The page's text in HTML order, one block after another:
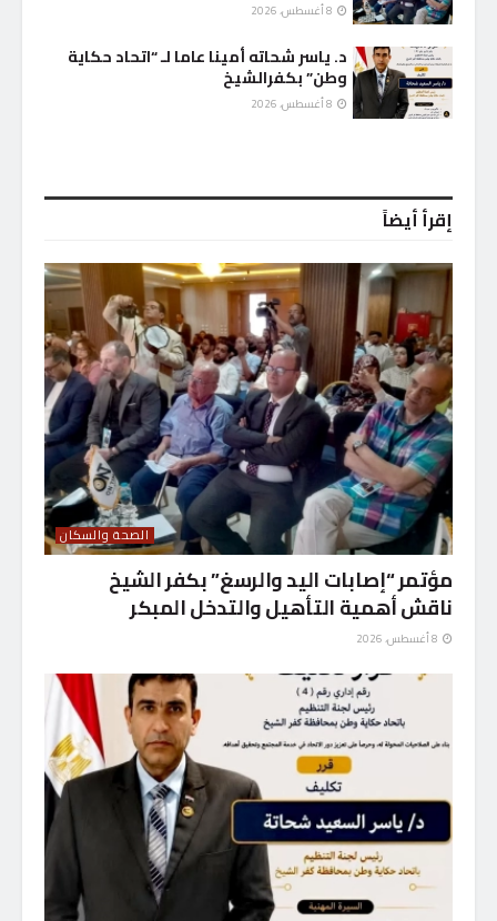
د. ياسر شحاته أمينا عاما لـ “اتحاد حكاية
وطن” بكفرالشيخ
إقرأ أيضاً
الصحة والسكان
مؤتمر “إصابات اليد والرسغ” بكفر الشيخ
ناقش أهمية التأهيل والتدخل المبكر